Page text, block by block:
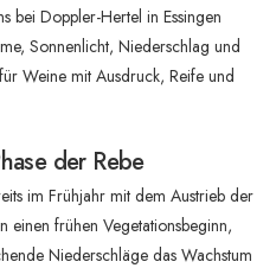
bei Doppler-Hertel in Essingen
Sonnenlicht, Niederschlag und
Weine mit Ausdruck, Reife und
der Rebe
im Frühjahr mit dem Austrieb der
einen frühen Vegetationsbeginn,
Niederschläge das Wachstum